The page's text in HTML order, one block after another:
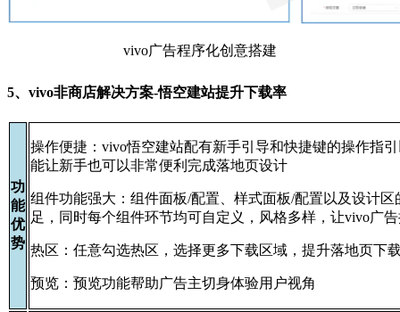
vivo广告程序化创意搭建
5、vivo非商店解决方案-悟空建站提升下载率
功
能
优
势
操作便捷：vivo悟空建站配有新手引导和快捷键的操作指
能让新手也可以非常便利完成落地页设计
组件功能强大：组件面板/配置、样式面板/配置以及设计
足，同时每个组件环节均可自定义，风格多样，让vivo广
热区：任意勾选热区，选择更多下载区域，提升落地页下
预览：预览功能帮助广告主切身体验用户视角